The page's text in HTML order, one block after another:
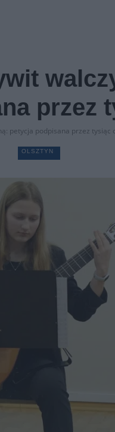
przez
petycja podpisana przez tysiąc
OLSZTYN